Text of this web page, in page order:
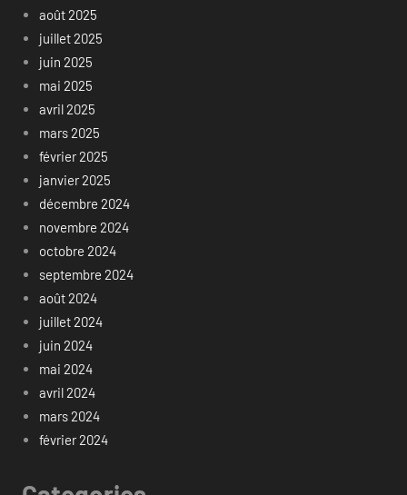
août 2025
juillet 2025
juin 2025
mai 2025
avril 2025
mars 2025
février 2025
janvier 2025
décembre 2024
novembre 2024
octobre 2024
septembre 2024
août 2024
juillet 2024
juin 2024
mai 2024
avril 2024
mars 2024
février 2024